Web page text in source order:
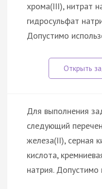
хрома(III), нитрат
гидросульфат
Допустимо
Для выполнения
следующий
железа(II), серная
кислота,
натрия.